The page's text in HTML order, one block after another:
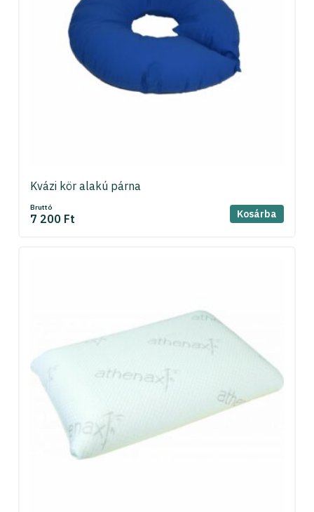
Kvázi kör alakú párna
Bruttó
7 200 Ft Kosárba